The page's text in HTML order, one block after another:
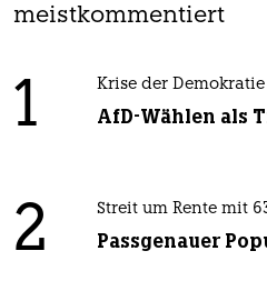
meistkommentiert
1 Krise der Demokratie
AfD-Wählen als
2 Streit um Rente mit
Passgenauer